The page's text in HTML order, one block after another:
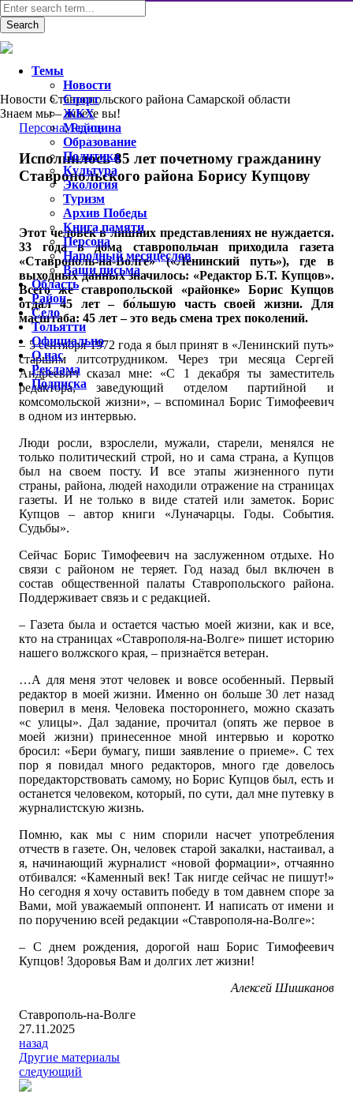
Новости Ставропольского района Самарской области
Знаем мы – знаете вы!
Персона,Район
Исполнилось 85 лет почетному гражданину
Ставропольского района Борису Купцову
Этот человек в лишних представлениях не нуждается.
33 года в дома ставропольчан приходила газета
«Ставрополь-на-Волге» («Ленинский путь»), где в
выходных данных значилось: «Редактор Б.Т. Купцов».
Всего же ставропольской «районке» Борис Купцов
отдал 45 лет – бо́льшую часть своей жизни. Для
масштаба: 45 лет – это ведь смена трех поколений.
– 5 сентября 1972 года я был принят в «Ленинский путь»
старшим литсотрудником. Через три месяца Сергей
Андреевич сказал мне: «С 1 декабря ты заместитель
редактора, заведующий отделом партийной и
комсомольской жизни», – вспоминал Борис Тимофеевич
в одном из интервью.
Люди росли, взрослели, мужали, старели, менялся не
только политический строй, но и сама страна, а Купцов
был на своем посту. И все этапы жизненного пути
страны, района, людей находили отражение на страницах
газеты. И не только в виде статей или заметок. Борис
Купцов – автор книги «Луначарцы. Годы. События.
Судьбы».
Сейчас Борис Тимофеевич на заслуженном отдыхе. Но
связи с районом не теряет. Год назад был включен в
состав общественной палаты Ставропольского района.
Поддерживает связь и с редакцией.
– Газета была и остается частью моей жизни, как и все,
кто на страницах «Ставрополя-на-Волге» пишет историю
нашего волжского края, – признаётся ветеран.
…А для меня этот человек и вовсе особенный. Первый
редактор в моей жизни. Именно он больше 30 лет назад
поверил в меня. Человека постороннего, можно сказать
«с улицы». Дал задание, прочитал (опять же первое в
моей жизни) принесенное мной интервью и коротко
бросил: «Бери бумагу, пиши заявление о приеме». С тех
пор я повидал много редакторов, много где довелось
поредакторствовать самому, но Борис Купцов был, есть и
останется человеком, который, по сути, дал мне путевку в
журналистскую жизнь.
Помню, как мы с ним спорили насчет употребления
отчеств в газете. Он, человек старой закалки, настаивал, а
я, начинающий журналист «новой формации», отчаянно
отбивался: «Каменный век! Так нигде сейчас не пишут!»
Но сегодня я хочу оставить победу в том давнем споре за
Вами, мой уважаемый оппонент. И написать от имени и
по поручению всей редакции «Ставрополя-на-Волге»:
– С днем рождения, дорогой наш Борис Тимофеевич
Купцов! Здоровья Вам и долгих лет жизни!
Алексей Шишканов
Ставрополь-на-Волге
27.11.2025
назад
Другие материалы
следующий
Темы
Новости
Спорт
ЖКХ
Медицина
Образование
Политика
Культура
Экология
Туризм
Архив Победы
Книга памяти
Персона
Народный месяцеслов
Ваши письма
Область
Район
Село
Тольятти
Официально
О нас
Реклама
Подписка